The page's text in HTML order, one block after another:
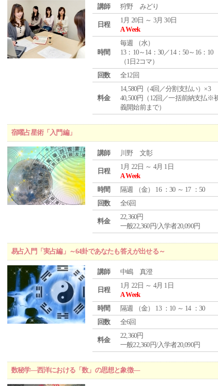
講師 狩野 みどり
日程
1月 20日 ～ 3月 30日
A Week
時間
毎週 （水）
13：10～14：30／14：50～16：10
（1日2コマ）
回数
全12回
料金
14,580円（4回／分割支払い）×3
40,500円（12回／一括前納支払※
義開始前まで）
宿曜占星術「入門編」
講師 川野 文彰
日程
1月 22日 ～ 4月 1日
A Week
時間
隔週 （金） 16 ：30 ～ 17 ：50
回数
全6回
料金
22,360円
一般22,360円/入学者20,090円
易占入門「実占編」～64卦であなたも答えが出せる～
講師 中嶋 真澄
日程
1月 22日 ～ 4月 1日
A Week
時間
隔週 （金） 13 ：10 ～ 14 ：30
回数
全6回
料金
22,360円
一般22,360円/入学者20,090円
数秘学―西洋における「数」の思想と象徴―